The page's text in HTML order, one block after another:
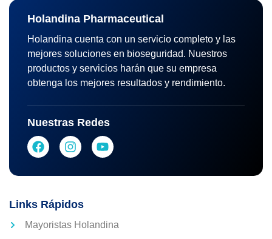
Holandina Pharmaceutical
Holandina cuenta con un servicio completo y las
mejores soluciones en bioseguridad. Nuestros
productos y servicios harán que su empresa
obtenga los mejores resultados y rendimiento.
Nuestras Redes
Links Rápidos
Mayoristas Holandina